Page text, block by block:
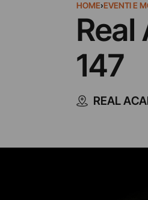
HOME›EVENTI E
Real
147
REAL